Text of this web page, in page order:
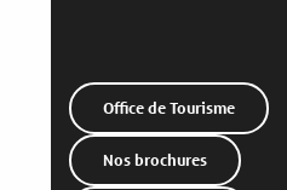
Office de Tourisme
Nos brochures